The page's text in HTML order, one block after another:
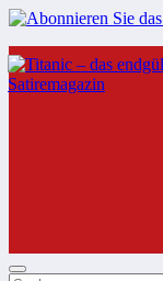
Zum
Inhalt
springen